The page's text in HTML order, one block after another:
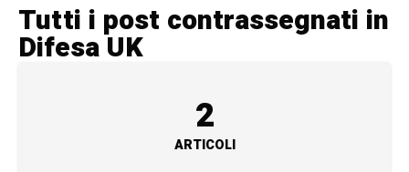
Tutti i post contrassegnati in
Difesa UK
2
ARTICOLI